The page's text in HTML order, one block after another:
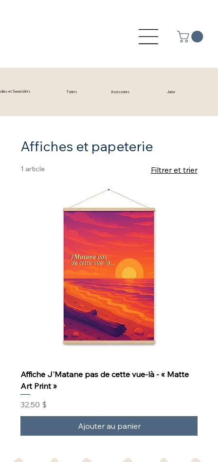
et Sweatshirts T-shirts Accessoires Junior
Affiches et papeterie
1 article Filtrer et trier
Affiche J'Matane pas de cette vue-là - « Matte
Art Print »
Prix
32,50 $
Ajouter au panier